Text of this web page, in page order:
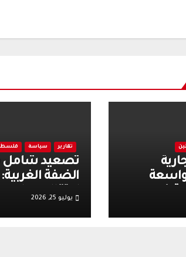
واسعة
في
تل
تقارير سياسة
تصعيد شامل
الضفة
اعتقالات
إسرائيلية
يوليو 25, 2026